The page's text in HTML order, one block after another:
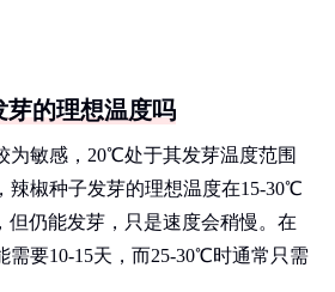
的理想温度吗
为敏感，20℃处于其发芽温度范围
辣椒种子发芽的理想温度在15-30℃
仍能发芽，只是速度会稍慢。在
需要10-15天，而25-30℃时通常只需